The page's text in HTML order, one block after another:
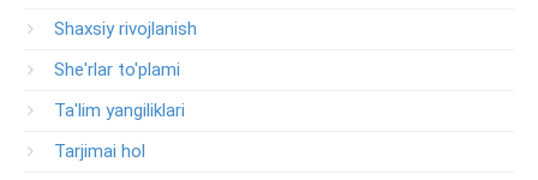
Shaxsiy rivojlanish
She'rlar to'plami
Ta'lim yangiliklari
Tarjimai hol